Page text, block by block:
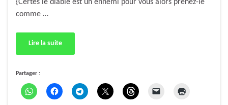
{Certes le diable est un ennemi pour vous alors prenez-le
comme …
Lire la suite
Partager :